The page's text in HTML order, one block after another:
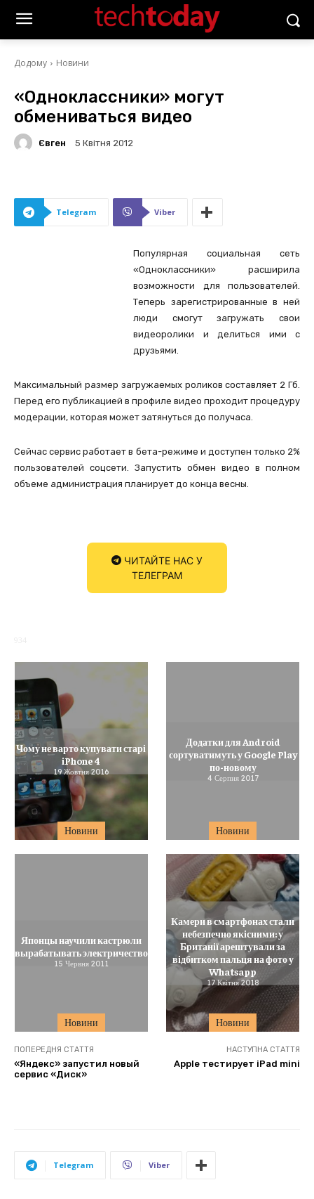
Додому Новини
«Одноклассники» могут
обмениваться видео
Євген 5 Квітня 2012
Telegram Viber
Популярная социальная сеть
«Одноклассники» расширила
возможности для пользователей.
Теперь зарегистрированные в ней
люди смогут загружать свои
видеоролики и делиться ими с
друзьями.
Максимальный размер загружаемых роликов составляет 2 Гб.
Перед его публикацией в профиле видео проходит процедуру
модерации, которая может затянуться до получаса.
Сейчас сервис работает в бета-режиме и доступен только 2%
пользователей соцсети. Запустить обмен видео в полном
объеме администрация планирует до конца весны.
ЧИТАЙТЕ НАС У
ТЕЛЕГРАМ
Новини
Чому не варто купувати старі
iPhone 4
19 Жовтня 2016
Новини
Додатки для Android
сортуватимуть у Google Play
по-новому
4 Серпня 2017
Новини
Японцы научили кастрюли
вырабатывать электричество
15 Червня 2011
Новини
Камери в смартфонах стали
небезпечно якісними: у
Британії арештували за
відбитком пальця на фото у
Whatsapp
17 Квітня 2018
ПОПЕРЕДНЯ СТАТТЯ
«Яндекс» запустил новый
сервис «Диск»
НАСТУПНА СТАТТЯ
Apple тестирует iPad mini
Telegram Viber